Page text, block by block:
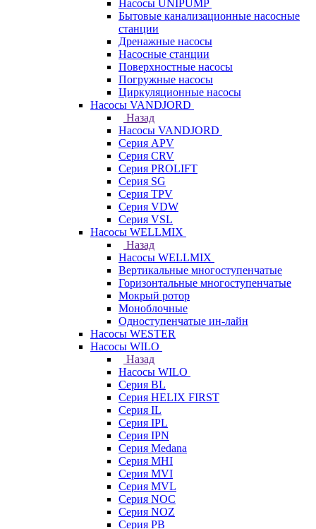
Насосы UNIPUMP
Бытовые канализационные насосные
станции
Дренажные насосы
Насосные станции
Поверхностные насосы
Погружные насосы
Циркуляционные насосы
Насосы VANDJORD
Назад
Насосы VANDJORD
Серия APV
Серия CRV
Серия PROLIFT
Серия SG
Серия TPV
Серия VDW
Серия VSL
Насосы WELLMIX
Назад
Насосы WELLMIX
Вертикальные многоступенчатые
Горизонтальные многоступенчатые
Мокрый ротор
Моноблочные
Одноступенчатые ин-лайн
Насосы WESTER
Насосы WILO
Назад
Насосы WILO
Серия BL
Серия HELIX FIRST
Серия IL
Серия IPL
Серия IPN
Серия Medana
Серия MHI
Серия MVI
Серия MVL
Серия NOC
Серия NOZ
Серия PB